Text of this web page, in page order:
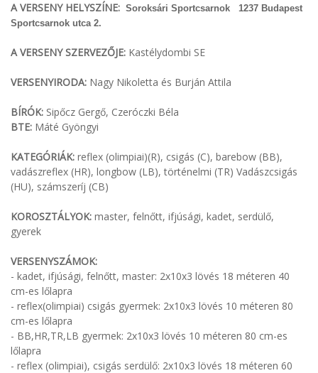
A VERSENY HELYSZÍNE: Soroksári Sportcsarnok 1237 Budapest
Sportcsarnok utca 2.
A VERSENY SZERVEZŐJE: Kastélydombi SE
VERSENYIRODA: Nagy Nikoletta és Burján Attila
BÍRÓK: Sipőcz Gergő, Czeróczki Béla
BTE: Máté Gyöngyi
KATEGÓRIÁK: reflex (olimpiai)(R), csigás (C), barebow (BB),
vadászreflex (HR), longbow (LB), történelmi (TR) Vadászcsigás
(HU), számszeríj (CB)
KOROSZTÁLYOK: master, felnőtt, ifjúsági, kadet, serdülő,
gyerek
VERSENYSZÁMOK:
- kadet, ifjúsági, felnőtt, master: 2x10x3 lövés 18 méteren 40
cm-es lőlapra
- reflex(olimpiai) csigás gyermek: 2x10x3 lövés 10 méteren 80
cm-es lőlapra
- BB,HR,TR,LB gyermek: 2x10x3 lövés 10 méteren 80 cm-es
lőlapra
- reflex (olimpiai), csigás serdülő: 2x10x3 lövés 18 méteren 60